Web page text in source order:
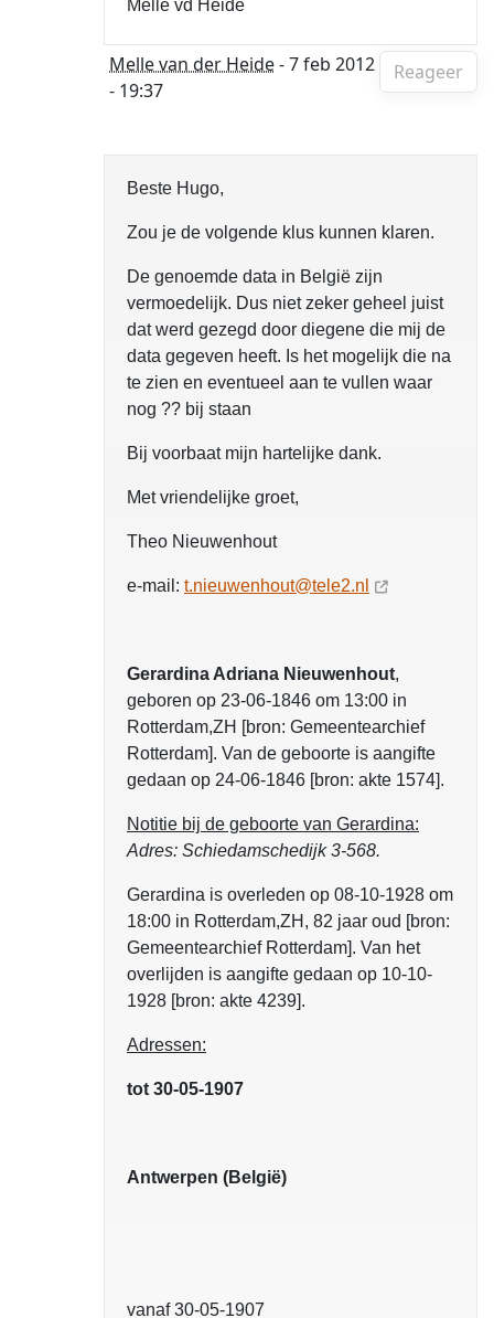
Melle vd Heide
Reageer
Melle van der Heide- 7 feb 2012
- 19:37
Beste Hugo,
Zou je de volgende klus kunnen klaren.
De genoemde data in België zijn
vermoedelijk. Dus niet zeker geheel juist
dat werd gezegd door diegene die mij de
data gegeven heeft. Is het mogelijk die na
te zien en eventueel aan te vullen waar
nog ?? bij staan
Bij voorbaat mijn hartelijke dank.
Met vriendelijke groet,
Theo Nieuwenhout
e-mail: t.nieuwenhout@tele2.nl
Gerardina Adriana Nieuwenhout,
geboren op 23-06-1846 om 13:00 in
Rotterdam,ZH [bron: Gemeentearchief
Rotterdam]. Van de geboorte is aangifte
gedaan op 24-06-1846 [bron: akte 1574].
Notitie bij de geboorte van Gerardina:
Adres: Schiedamschedijk 3-568.
Gerardina is overleden op 08-10-1928 om
18:00 in Rotterdam,ZH, 82 jaar oud [bron:
Gemeentearchief Rotterdam]. Van het
overlijden is aangifte gedaan op 10-10-
1928 [bron: akte 4239].
Adressen:
tot 30-05-1907
Antwerpen (België)
vanaf 30-05-1907